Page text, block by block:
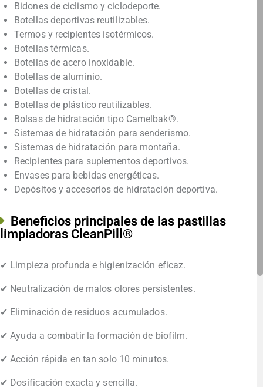
Bidones de ciclismo y ciclodeporte.
Botellas deportivas reutilizables.
Termos y recipientes isotérmicos.
Botellas térmicas.
Botellas de acero inoxidable.
Botellas de aluminio.
Botellas de cristal.
Botellas de plástico reutilizables.
Bolsas de hidratación tipo Camelbak®.
Sistemas de hidratación para senderismo.
Sistemas de hidratación para montaña.
Recipientes para suplementos deportivos.
Envases para bebidas energéticas.
Depósitos y accesorios de hidratación deportiva.
Beneficios principales de las pastillas
limpiadoras CleanPill®
✔ Limpieza profunda e higienización eficaz.
✔ Neutralización de malos olores persistentes.
✔ Eliminación de residuos acumulados.
✔ Ayuda a combatir la formación de biofilm.
✔ Acción rápida en tan solo 10 minutos.
✔ Dosificación exacta y sencilla.